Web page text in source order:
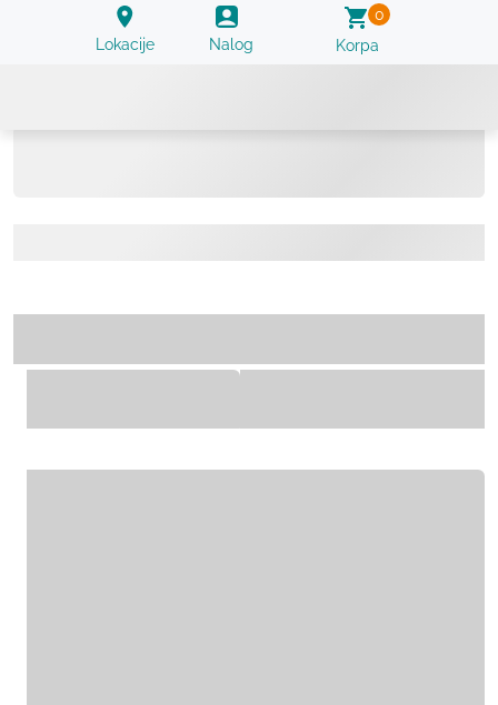
Lokacije Nalog Korpa
0